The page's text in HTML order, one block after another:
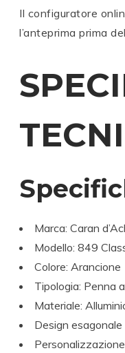
Il configuratore
l’anteprima prima
Marca: Caran
Modello: 849
Colore: Arancione
Tipologia: Penna
Materiale:
Design esagonale